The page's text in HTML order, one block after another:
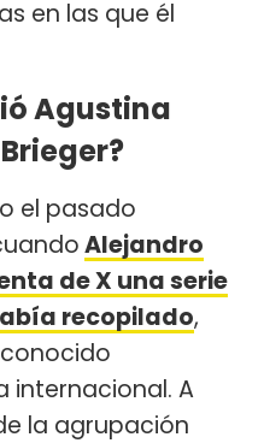
en las que él
Agustina
el pasado
Alejandro
de X una serie
recopilado,
internacional. A
la agrupación